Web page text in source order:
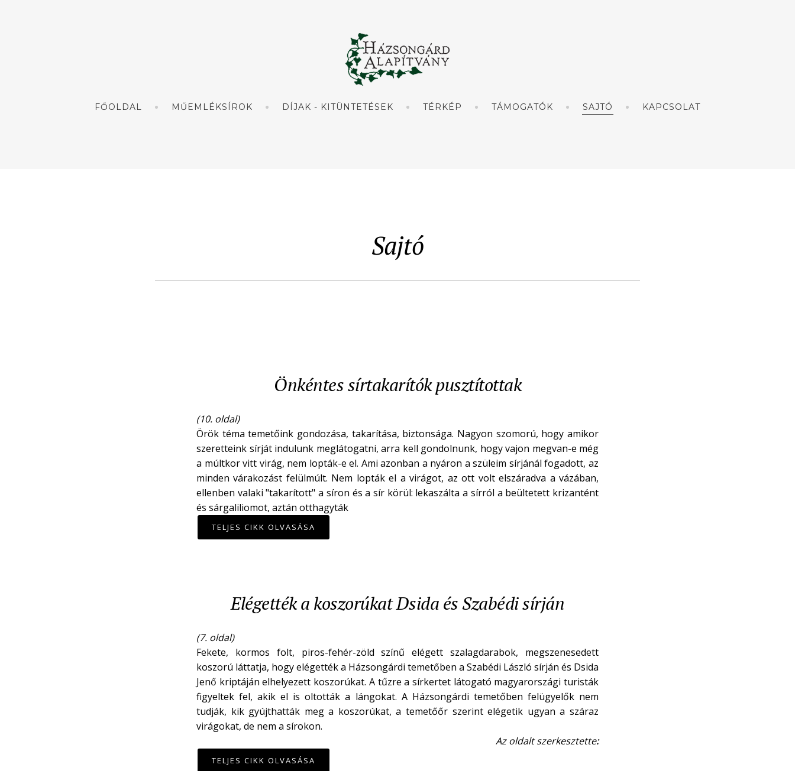
FŐOLDAL MŰEMLÉKSÍROK DÍJAK - KITÜNTETÉSEK TÉRKÉP TÁMOGATÓK SAJTÓ KAPCSOLAT
Sajtó
Önkéntes sírtakarítók pusztítottak
(10. oldal)
Örök téma temetőink gondozása, takarítása, biztonsága. Nagyon szomorú, hogy amikor
szeretteink sírját indulunk meglátogatni, arra kell gondolnunk, hogy vajon megvan-e még
a múltkor vitt virág, nem lopták-e el. Ami azonban a nyáron a szüleim sírjánál fogadott, az
minden várakozást felülmúlt. Nem lopták el a virágot, az ott volt elszáradva a vázában,
ellenben valaki "takarított" a síron és a sír körül: lekaszálta a sírról a beültetett krizantént
és sárgaliliomot, aztán otthagyták
TELJES CIKK OLVASÁSA
Elégették a koszorúkat Dsida és Szabédi sírján
(7. oldal)
Fekete, kormos folt, piros-fehér-zöld színű elégett szalagdarabok, megszenesedett
koszorú láttatja, hogy elégették a Házsongárdi temetőben a Szabédi László sírján és Dsida
Jenő kriptáján elhelyezett koszorúkat. A tűzre a sírkertet látogató magyarországi turisták
figyeltek fel, akik el is oltották a lángokat. A Házsongárdi temetőben felügyelők nem
tudják, kik gyújthatták meg a koszorúkat, a temetőőr szerint elégetik ugyan a száraz
virágokat, de nem a sírokon.
Az oldalt szerkesztette:
TELJES CIKK OLVASÁSA